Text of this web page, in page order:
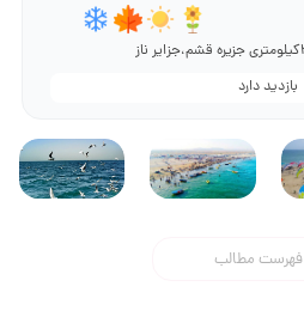
بازدید دارد
فهرست مطالب